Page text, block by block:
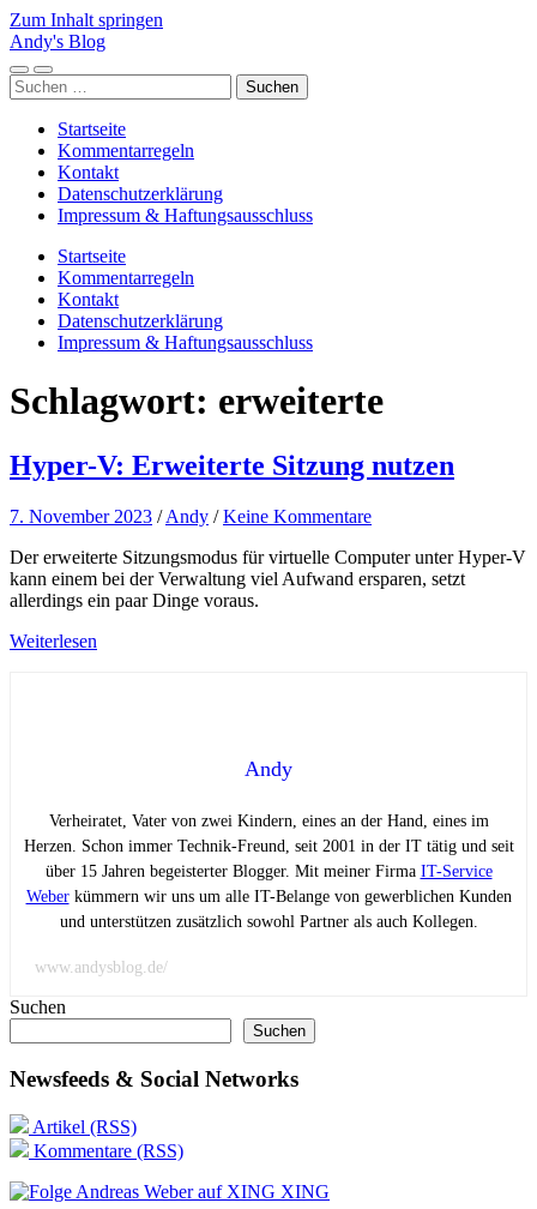
Zum Inhalt springen
Andy's Blog
Mobile-
Menü
Suchfeld
ein-/ausblenden
Suchen
nach:
Startseite
Kommentarregeln
Kontakt
Datenschutzerklärung
Impressum & Haftungsausschluss
Startseite
Kommentarregeln
Kontakt
Datenschutzerklärung
Impressum & Haftungsausschluss
Schlagwort: erweiterte
Hyper-V: Erweiterte Sitzung nutzen
7. November 2023 /Andy /Keine Kommentare
Der erweiterte Sitzungsmodus für virtuelle Computer unter Hyper-V
kann einem bei der Verwaltung viel Aufwand ersparen, setzt
allerdings ein paar Dinge voraus.
Weiterlesen
Andy
Verheiratet, Vater von zwei Kindern, eines an der Hand, eines im
Herzen. Schon immer Technik-Freund, seit 2001 in der IT tätig und seit
über 15 Jahren begeisterter Blogger. Mit meiner Firma IT-Service
Weberkümmern wir uns um alle IT-Belange von gewerblichen Kunden
und unterstützen zusätzlich sowohl Partner als auch Kollegen.
www.andysblog.de/
Suchen
Suchen
Newsfeeds & Social Networks
Artikel (RSS)
Kommentare (RSS)
XING